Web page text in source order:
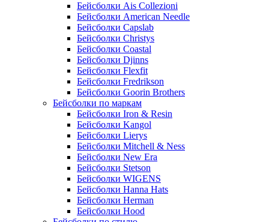
Бейсболки Ais Collezioni
Бейсболки American Needle
Бейсболки Capslab
Бейсболки Christys
Бейсболки Coastal
Бейсболки Djinns
Бейсболки Flexfit
Бейсболки Fredrikson
Бейсболки Goorin Brothers
Бейсболки по маркам
Бейсболки Iron & Resin
Бейсболки Kangol
Бейсболки Lierys
Бейсболки Mitchell & Ness
Бейсболки New Era
Бейсболки Stetson
Бейсболки WIGENS
Бейсболки Hanna Hats
Бейсболки Herman
Бейсболки Hood